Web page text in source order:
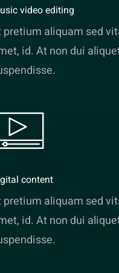
video editing
pretium aliquam sed
id. At non dui
content
pretium aliquam sed
id. At non dui